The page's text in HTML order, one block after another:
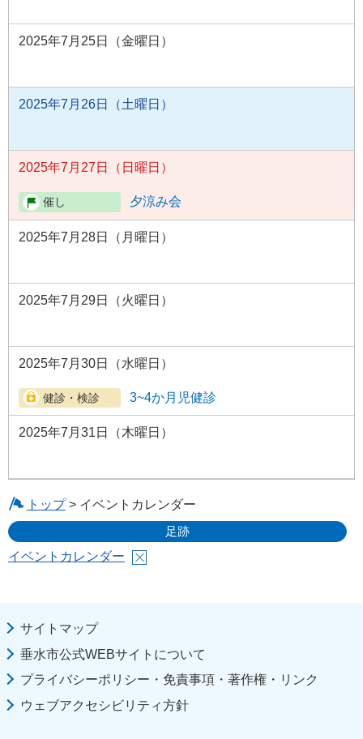
2025年7月25日（金曜日）
2025年7月26日（土曜日）
2025年7月27日（日曜日）
夕涼み会
2025年7月28日（月曜日）
2025年7月29日（火曜日）
2025年7月30日（水曜日）
3~4か月児健診
2025年7月31日（木曜日）
トップ> イベントカレンダー
足跡
イベントカレンダー
サイトマップ
垂水市公式WEBサイトについて
プライバシーポリシー・免責事項・著作権・リンク
ウェブアクセシビリティ方針